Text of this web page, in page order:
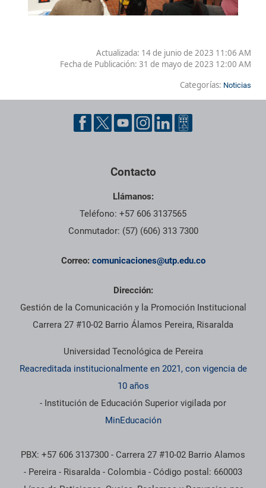
Actualizada: 14 de junio de 2023 11:06 AM
Fecha de Publicación: 31 de mayo de 2023 12:00 AM
Categorías: Noticias
Contacto
Llámanos:
Teléfono: +57 606 3137565
Conmutador: (57) (606) 313 7300
Correo: comunicaciones@utp.edu.co
Dirección:
Gestión de la Comunicación y la Promoción Institucional
Carrera 27 #10-02 Barrio Álamos Pereira, Risaralda
Universidad Tecnológica de Pereira
Reacreditada institucionalmente en 2021, con vigencia de
10 años
- Institución de Educación Superior vigilada por
MinEducación
PBX: +57 606 3137300 - Carrera 27 #10-02 Barrio Alamos
- Pereira - Risaralda - Colombia - Código postal: 660003